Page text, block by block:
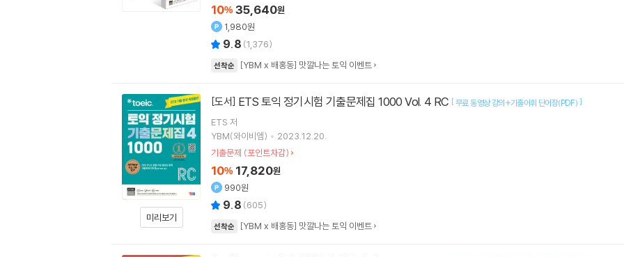
10% 35,640원
1,980원
9.8 (1,376)
선착순 [YBM x 배홍동] 맛깔나는 토익 이벤트
미리보기
[도서] ETS 토익 정기시험 기출문제집 1000 Vol. 4 RC [무료 동영상 강의+기출어휘 단어장(PDF) ]
ETS 저
YBM(와이비엠)
2023.12.20.
기출문제 (포인트차감)
10% 17,820원
990원
9.8 (605)
선착순 [YBM x 배홍동] 맛깔나는 토익 이벤트